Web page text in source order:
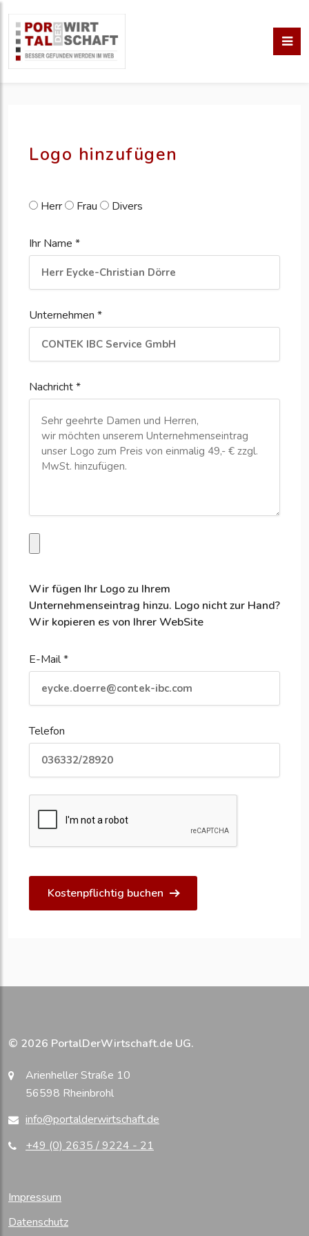
erstellen
Logo hinzufügen
Herr Frau Divers
Ihr Name *
Unternehmen *
Nachricht *
Wir fügen Ihr Logo zu Ihrem
Unternehmenseintrag hinzu. Logo nicht zur Hand?
Wir kopieren es von Ihrer WebSite
E-Mail *
Telefon
Kostenpflichtig buchen
© 2026 PortalDerWirtschaft.de UG.
Arienheller Straße 10
56598 Rheinbrohl
info@portalderwirtschaft.de
+49 (0) 2635 / 9224 - 21
Impressum
Datenschutz